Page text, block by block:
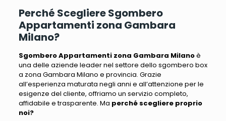
Perché Scegliere Sgombero
Appartamenti zona Gambara
Milano?
Sgombero Appartamenti zona Gambara Milanoè
una delle aziende leader nel settore dello sgombero box
a zona Gambara Milano e provincia. Grazie
all’esperienza maturata negli anni e all’attenzione per le
esigenze del cliente, offriamo un servizio completo,
affidabile e trasparente. Ma perché scegliere proprio
noi?